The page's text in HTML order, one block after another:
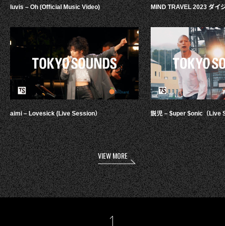
luvis – Oh (Official Music Video)
aimi – Lovesick (Live Session）
MIND TRAVEL 2023 ダイ
鋭児 – $uper $onic（Live
VIEW MORE